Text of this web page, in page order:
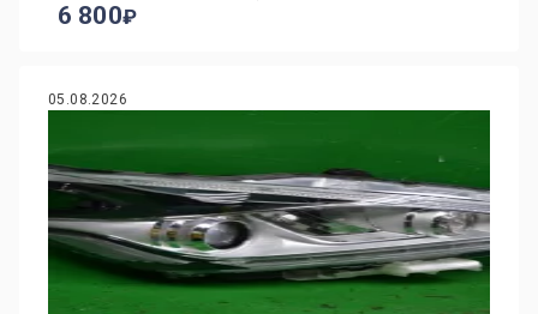
6 800
05.08.2026